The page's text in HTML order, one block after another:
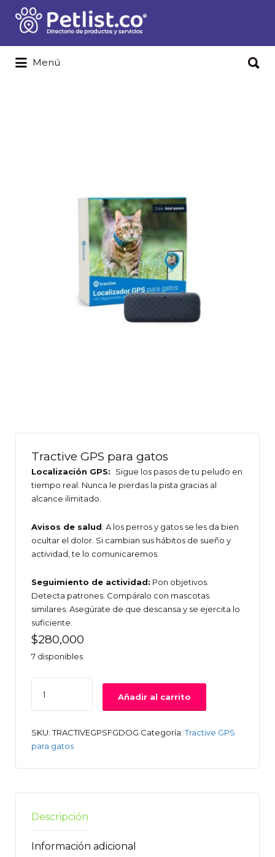
Buscar
por:
Menú
por:
Tractive GPS para gatos
Localización GPS: Sigue los pasos de tu peludo en
tiempo real. Nunca le pierdas la pista gracias al
alcance ilimitado.
Avisos de salud: A los perros y gatos se les da bien
ocultar el dolor. Si cambian sus hábitos de sueño y
actividad, te lo comunicaremos.
Seguimiento de actividad: Pon objetivos.
Detecta patrones. Compáralo con mascotas
similares. Asegúrate de que descansa y se ejercita lo
suficiente.
$280,000
7 disponibles
GPS
para
cantidad
Añadir al carrito
SKU:TRACTIVEGPSFGDOG Categoría:Tractive GPS
para gatos
Descripción
Información adicional